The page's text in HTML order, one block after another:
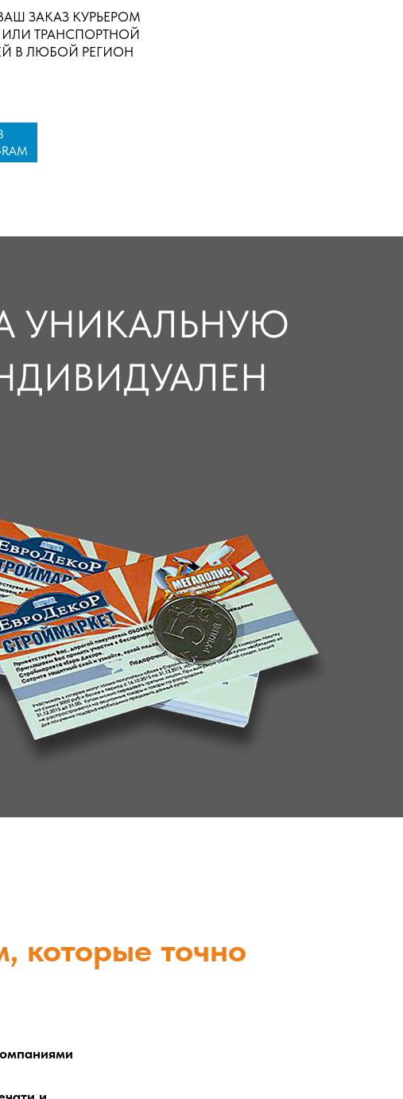
ЗАКАЗ КУРЬЕРОМ
ТРАНСПОРТНОЙ
В ЛЮБОЙ РЕГИОН
УНИКАЛЬНУЮ
которые точно